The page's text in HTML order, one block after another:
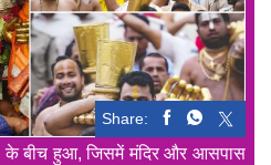
Share:
के बीच हुआ, जिसमें मंदिर और आसपास